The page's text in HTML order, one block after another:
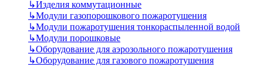
↳Изделия коммутационные
↳Модули газопорошкового пожаротушения
↳Модули пожаротушения тонкораспыленной водой
↳Модули порошковые
↳Оборудование для аэрозольного пожаротушения
↳Оборудование для газового пожаротушения